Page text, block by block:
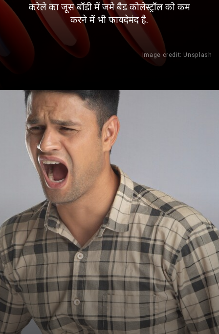
करेले का जूस बॉडी में जमे बैड कोलेस्ट्रॉल को कम
करने में भी फायदेमंद है.
Image credit: Unsplash